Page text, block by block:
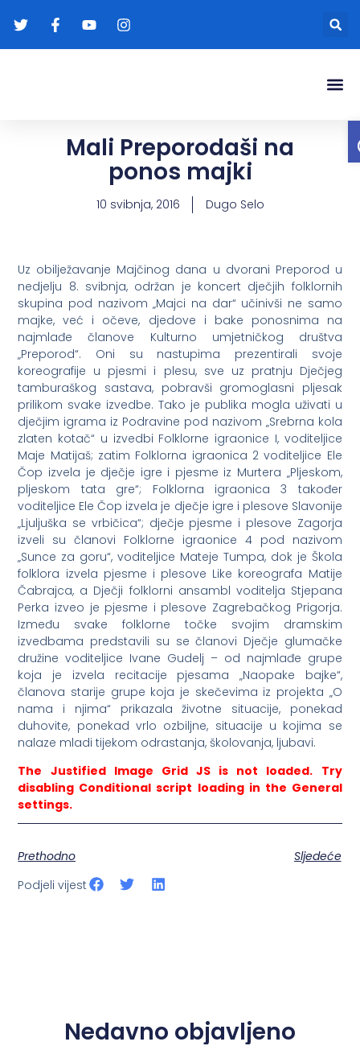
Mali Preporodaši na
ponos majki
10 svibnja, 2016 Dugo Selo
Uz obilježavanje Majčinog dana u dvorani Preporod u
nedjelju 8. svibnja, održan je koncert dječjih folklornih
skupina pod nazivom „Majci na dar“ učinivši ne samo
majke, već i očeve, djedove i bake ponosnima na
najmlađe članove Kulturno umjetničkog društva
„Preporod“. Oni su nastupima prezentirali svoje
koreografije u pjesmi i plesu, sve uz pratnju Dječjeg
tamburaškog sastava, pobravši gromoglasni pljesak
prilikom svake izvedbe. Tako je publika mogla uživati u
dječjim igrama iz Podravine pod nazivom „Srebrna kola
zlaten kotač“ u izvedbi Folklorne igraonice I, voditeljice
Maje Matijaš; zatim Folklorna igraonica 2 voditeljice Ele
Čop izvela je dječje igre i pjesme iz Murtera „Pljeskom,
pljeskom tata gre“; Folklorna igraonica 3 također
voditeljice Ele Čop izvela je dječje igre i plesove Slavonije
„Ljuljuška se vrbičica“; dječje pjesme i plesove Zagorja
izveli su članovi Folklorne igraonice 4 pod nazivom
„Sunce za goru“, voditeljice Mateje Tumpa, dok je Škola
folklora izvela pjesme i plesove Like koreografa Matije
Čabrajca, a Dječji folklorni ansambl voditelja Stjepana
Perka izveo je pjesme i plesove Zagrebačkog Prigorja.
Između svake folklorne točke svojim dramskim
izvedbama predstavili su se članovi Dječje glumačke
družine voditeljice Ivane Gudelj – od najmlađe grupe
koja je izvela recitacije pjesama „Naopake bajke“,
članova starije grupe koja je skečevima iz projekta „O
nama i njima“ prikazala životne situacije, ponekad
duhovite, ponekad vrlo ozbiljne, situacije u kojima se
nalaze mladi tijekom odrastanja, školovanja, ljubavi.
The Justified Image Grid JS is not loaded. Try
disabling Conditional script loading in the General
settings.
Prethodno
Sljedeće
Podjeli vijest
Nedavno objavljeno